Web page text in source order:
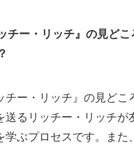
チー・リッチ』の見どこ
チー・リッチ』の見どこ
送るリッチー・リッチが
学ぶプロセスです。また